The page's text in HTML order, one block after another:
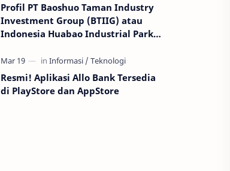
Profil PT Baoshuo Taman Industry
Investment Group (BTIIG) atau
Indonesia Huabao Industrial Park
Resmi! Aplikasi Allo Bank Tersedia
di PlayStore dan AppStore